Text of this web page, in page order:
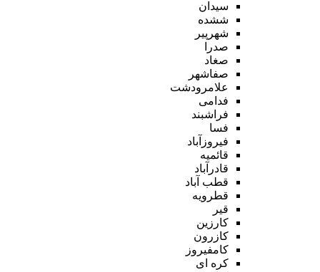
سیدان
ششده
شهرپیر
صدرا
صغاد
صفاشهر
علامرودشت
فدامی
فراشبند
فسا
فیروزآباد
قائمیه
قادرآباد
قطب آباد
قطرویه
قیر
کارزین
کازرون
کامفیروز
کره ای